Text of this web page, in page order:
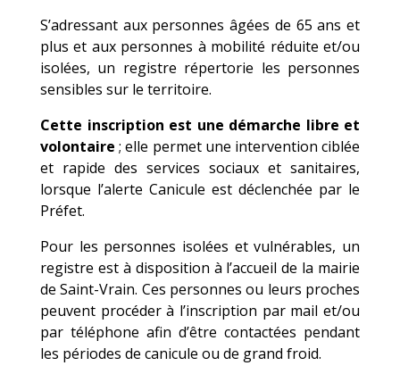
S’adressant aux personnes âgées de 65 ans et
plus et aux personnes à mobilité réduite et/ou
isolées, un registre répertorie les personnes
sensibles sur le territoire.
Cette inscription est une démarche libre et
volontaire ; elle permet une intervention ciblée
et rapide des services sociaux et sanitaires,
lorsque l’alerte Canicule est déclenchée par le
Préfet.
Pour les personnes isolées et vulnérables, un
registre est à disposition à l’accueil de la mairie
de Saint-Vrain. Ces personnes ou leurs proches
peuvent procéder à l’inscription par mail et/ou
par téléphone afin d’être contactées pendant
les périodes de canicule ou de grand froid.